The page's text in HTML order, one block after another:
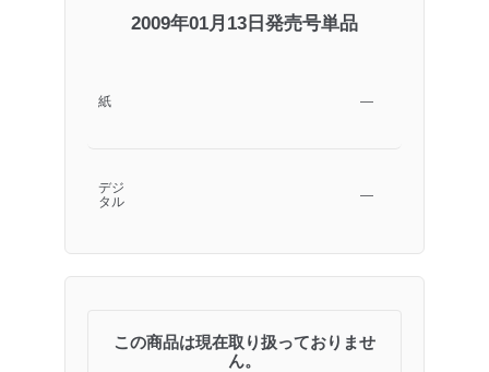
2009年01月13日発売号単品
紙 ―
デジ
タル
―
この商品は現在取り扱っておりませ
ん。